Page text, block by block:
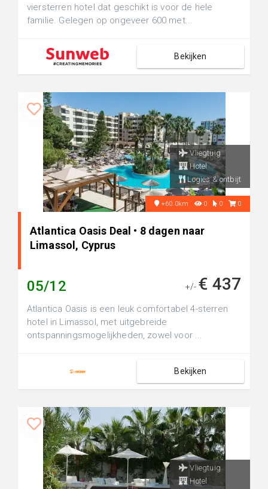
viersterren hotel dat geschikt is voor de hele
familie. Gelegen op ongeveer 600 met...
Bekijken
Vliegtuig
Hotel
Logies & ontbijt
+60.0km 0 0 0
Atlantica Oasis Deal • 8 dagen naar
Limassol, Cyprus
05/12 +/- € 437
Atlantica Oasis is een leuk comfortabel 4-sterren
hotel in Limassol, met uitgebreide
ontspanningsmogelijkheden, zowel voor ...
Bekijken
Vliegtuig
Hotel